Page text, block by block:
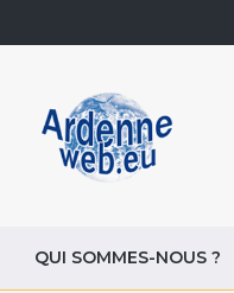
QUI SOMMES-NOUS ?